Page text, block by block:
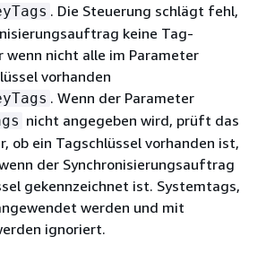
. Die Steuerung schlägt fehl,
keine Tag-
wenn nicht alle im Parameter
vorhanden
. Wenn der Parameter
nicht angegeben wird, prüft das
ob ein Tagschlüssel vorhanden ist,
der Synchronisierungsauftrag
gekennzeichnet ist. Systemtags,
werden und mit
ignoriert.